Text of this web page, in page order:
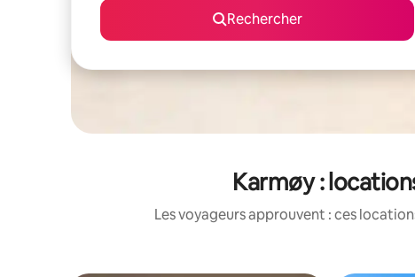
Rechercher
Karmøy :
Les voyageurs approuvent : ces